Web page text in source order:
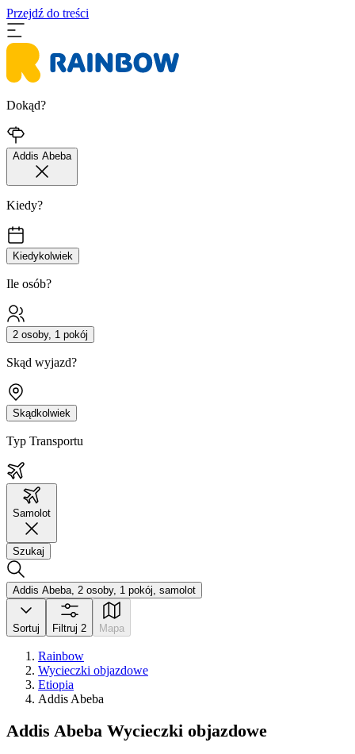
Przejdź do treści
Dokąd?
Addis Abeba
Kiedy?
Kiedykolwiek
Ile osób?
2 osoby, 1 pokój
Skąd wyjazd?
Skądkolwiek
Typ Transportu
Samolot
Szukaj
Addis Abeba, 2 osoby, 1 pokój, samolot
Sortuj Filtruj 2 Mapa
Rainbow
Wycieczki objazdowe
Etiopia
Addis Abeba
Addis Abeba Wycieczki objazdowe